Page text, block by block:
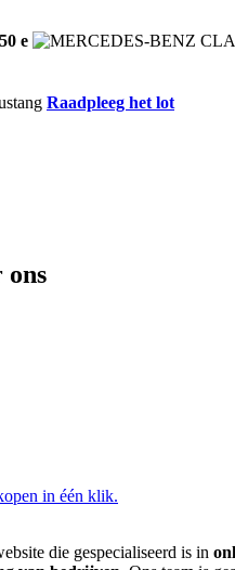
e
Raadpleeg het lot
ons
die gespecialiseerd is in